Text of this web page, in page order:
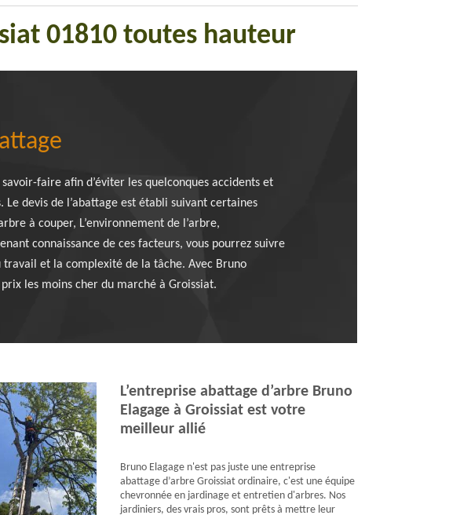
01810 toutes hauteur
faire afin d’éviter les quelconques accidents et
Le devis de l’abattage est établi suivant certaines
à couper, L’environnement de l’arbre,
connaissance de ces facteurs, vous pourrez suivre
travail et la complexité de la tâche. Avec Bruno
les moins cher du marché à Groissiat.
L’entreprise abattage d’arbre Bruno
Elagage à Groissiat est votre
meilleur allié
Bruno Elagage n'est pas juste une entreprise
abattage d’arbre Groissiat ordinaire, c'est une équipe
chevronnée en jardinage et entretien d'arbres. Nos
jardiniers, des vrais pros, sont prêts à mettre leur